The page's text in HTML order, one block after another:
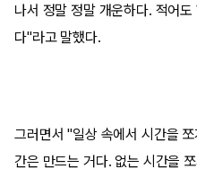
나서 정말 정말 개운하다. 적어
다"라고 말했다.
그러면서 "일상 속에서 시간을
간은 만드는 거다. 없는 시간을